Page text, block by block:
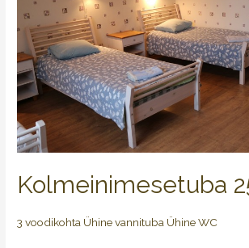
Kolmeinimesetuba
3 voodikohta Ühine vannituba Ühine WC